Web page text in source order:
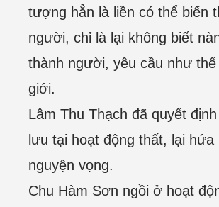
tượng hẳn là liền có thể biến
người, chỉ là lại không biết
thành người, yêu cầu như thế
giới.
Lâm Thu Thạch đã quyết
lưu tại hoạt động thất, lại hứa
nguyện vọng.
Chu Hàm Sơn ngồi ở hoạt